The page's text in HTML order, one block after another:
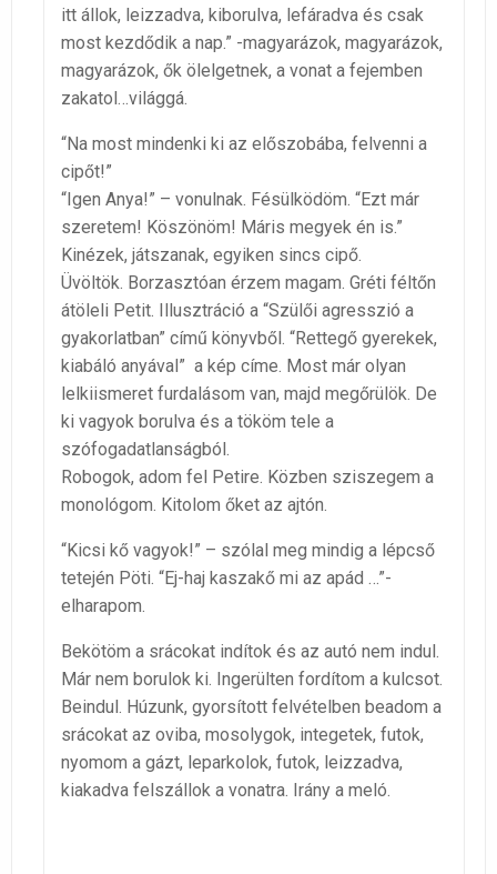
itt állok, leizzadva, kiborulva, lefáradva és csak
most kezdődik a nap.” -magyarázok, magyarázok,
magyarázok, ők ölelgetnek, a vonat a fejemben
zakatol…világgá.
“Na most mindenki ki az előszobába, felvenni a
cipőt!”
“Igen Anya!” – vonulnak. Fésülködöm. “Ezt már
szeretem! Köszönöm! Máris megyek én is.”
Kinézek, játszanak, egyiken sincs cipő.
Üvöltök. Borzasztóan érzem magam. Gréti féltőn
átöleli Petit. Illusztráció a “Szülői agresszió a
gyakorlatban” című könyvből. “Rettegő gyerekek,
kiabáló anyával” a kép címe. Most már olyan
lelkiismeret furdalásom van, majd megőrülök. De
ki vagyok borulva és a tököm tele a
szófogadatlanságból.
Robogok, adom fel Petire. Közben sziszegem a
monológom. Kitolom őket az ajtón.
“Kicsi kő vagyok!” – szólal meg mindig a lépcső
tetején Pöti. “Ej-haj kaszakő mi az apád …”-
elharapom.
Bekötöm a srácokat indítok és az autó nem indul.
Már nem borulok ki. Ingerülten fordítom a kulcsot.
Beindul. Húzunk, gyorsított felvételben beadom a
srácokat az oviba, mosolygok, integetek, futok,
nyomom a gázt, leparkolok, futok, leizzadva,
kiakadva felszállok a vonatra. Irány a meló.